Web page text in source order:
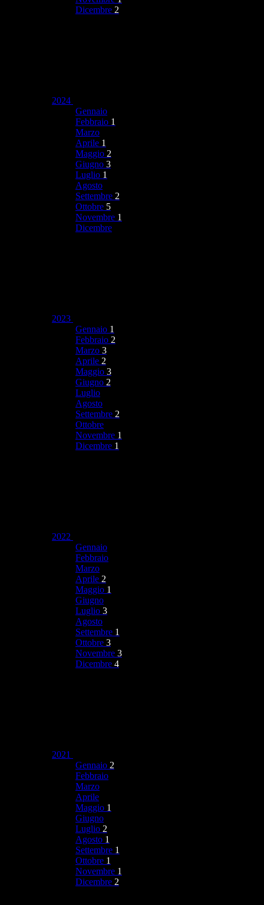
Dicembre 2
2024
Gennaio
Febbraio 1
Marzo
Aprile 1
Maggio 2
Giugno 3
Luglio 1
Agosto
Settembre 2
Ottobre 5
Novembre 1
Dicembre
2023
Gennaio 1
Febbraio 2
Marzo 3
Aprile 2
Maggio 3
Giugno 2
Luglio
Agosto
Settembre 2
Ottobre
Novembre 1
Dicembre 1
2022
Gennaio
Febbraio
Marzo
Aprile 2
Maggio 1
Giugno
Luglio 3
Agosto
Settembre 1
Ottobre 3
Novembre 3
Dicembre 4
2021
Gennaio 2
Febbraio
Marzo
Aprile
Maggio 1
Giugno
Luglio 2
Agosto 1
Settembre 1
Ottobre 1
Novembre 1
Dicembre 2